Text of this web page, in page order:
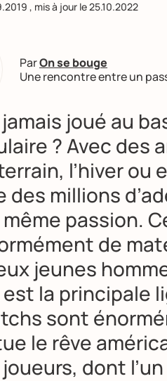
, mis à jour le25.10.2022
ParOn se bouge
Une rencontre entre un
jamais joué au
? Avec des
l’hiver ou
des millions
même passion.
de
jeunes
est la principale
sont
le rêve
dont